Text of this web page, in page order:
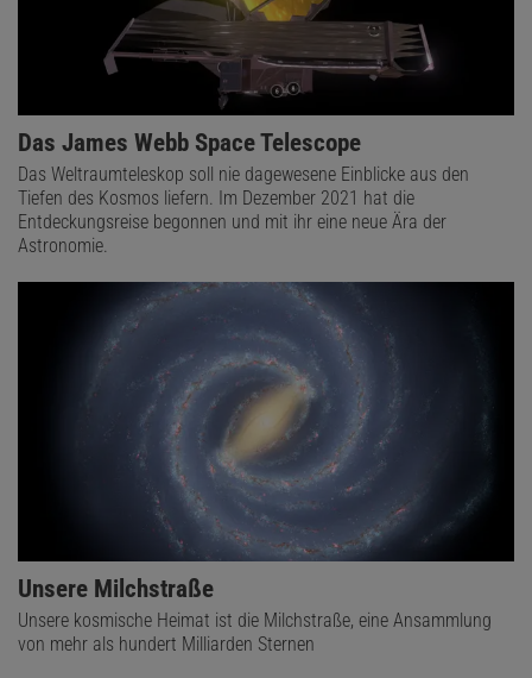
Das James Webb Space Telescope
Das Weltraumteleskop soll nie dagewesene Einblicke aus den
Tiefen des Kosmos liefern. Im Dezember 2021 hat die
Entdeckungsreise begonnen und mit ihr eine neue Ära der
Astronomie.
Unsere Milchstraße
Unsere kosmische Heimat ist die Milchstraße, eine Ansammlung
von mehr als hundert Milliarden Sternen